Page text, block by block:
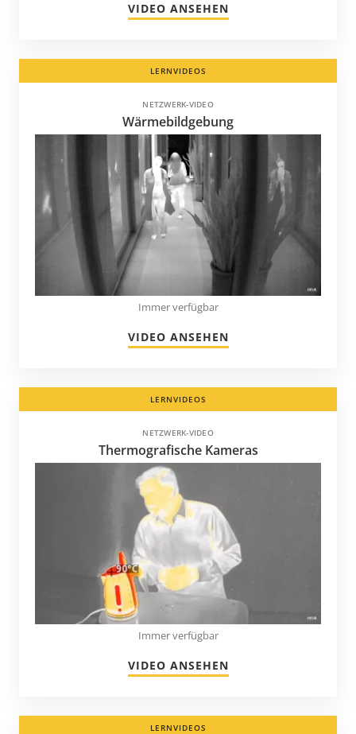
VIDEO ANSEHEN
LERNVIDEOS
NETZWERK-VIDEO
Wärmebildgebung
Immer verfügbar
VIDEO ANSEHEN
LERNVIDEOS
NETZWERK-VIDEO
Thermografische Kameras
Immer verfügbar
VIDEO ANSEHEN
LERNVIDEOS